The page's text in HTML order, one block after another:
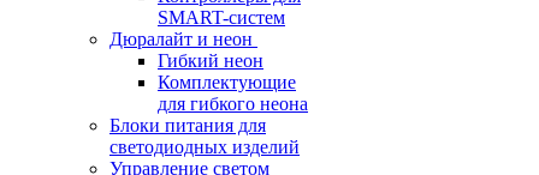
SMART-систем
Дюралайт и неон
Гибкий неон
Комплектующие
для гибкого неона
Блоки питания для
светодиодных изделий
Управление светом